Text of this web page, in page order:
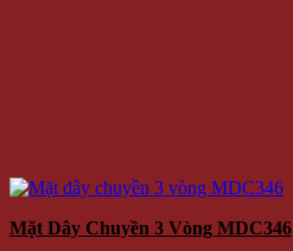
Mặt Dây Chuyền 3 Vòng MDC346